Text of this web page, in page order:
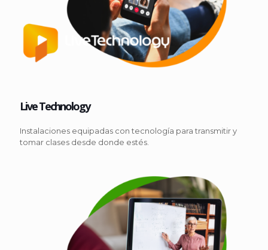
Live Technology
Instalaciones equipadas con tecnología para transmitir y
tomar clases desde donde estés.